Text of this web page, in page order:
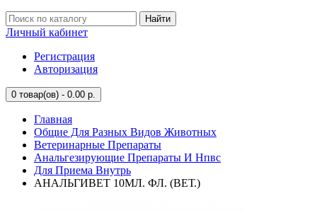
Найти
Личный кабинет
Регистрация
Авторизация
0 товар(ов) - 0.00 р.
Главная
Общие Для Разных Видов Животных
Ветеринарные Препараты
Анальгезирующие Препараты И Нпвс
Для Приема Внутрь
АНАЛЬГИВЕТ 10МЛ. ФЛ. (ВЕТ.)